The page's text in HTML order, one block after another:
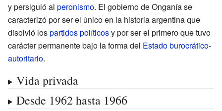
y persiguió al peronismo. El gobierno de Onganía se
caracterizó por ser el único en la historia argentina que
disolvió lospartidos políticosy por ser el primero que tuvo
carácter permanente bajo la forma del Estado burocrático-
autoritario.
Vida privada
Desde 1962 hasta 1966